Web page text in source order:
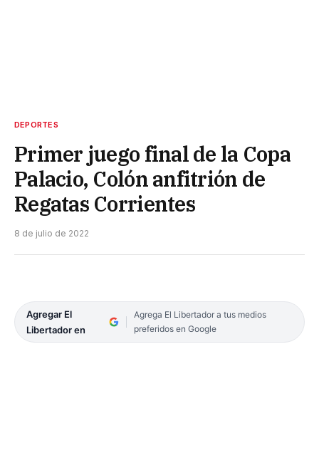
DEPORTES
Primer juego final de la Copa
Palacio, Colón anfitrión de
Regatas Corrientes
8 de julio de 2022
Agregar El
Libertador en
Agrega El Libertador a tus medios
preferidos en Google